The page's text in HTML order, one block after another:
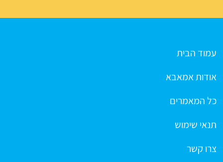
עמוד הבית
אודות אמאבא
כל המאמרים
תנאי שימוש
צרו קשר